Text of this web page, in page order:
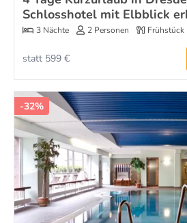
Schlosshotel mit Elbblick
3 Nächte 2 Personen Frühstück
statt 599 €
-32%